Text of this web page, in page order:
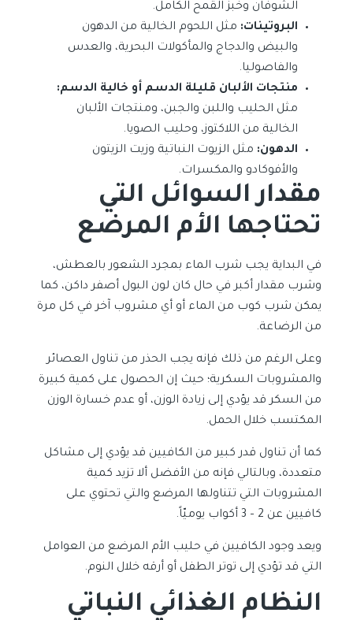
الشوفان وخبز القمح الكامل.
البروتينات: مثل اللحوم الخالية من الدهون
والبيض والدجاج والمأكولات البحرية، والعدس
والفاصوليا.
منتجات الألبان قليلة الدسم أو خالية الدسم:
مثل الحليب واللبن والجبن، ومنتجات الألبان
الخالية من اللاكتوز، وحليب الصويا.
الدهون: مثل الزيوت النباتية وزيت الزيتون
والأفوكادو والمكسرات.
مقدار السوائل التي
تحتاجها الأم المرضع
في البداية يجب شرب الماء بمجرد الشعور بالعطش،
وشرب مقدار أكبر في حال كان لون البول أصفر داكن، كما
يمكن شرب كوب من الماء أو أي مشروب آخر في كل مرة
من الرضاعة.
وعلى الرغم من ذلك فإنه يجب الحذر من تناول العصائر
والمشروبات السكرية؛ حيث إن الحصول على كمية كبيرة
من السكر قد يؤدي إلى زيادة الوزن، أو عدم خسارة الوزن
المكتسب خلال الحمل.
كما أن تناول قدر كبير من الكافيين قد يؤدي إلى مشاكل
متعددة، وبالتالي فإنه من الأفضل ألا تزيد كمية
المشروبات التي تتناولها المرضع والتي تحتوي على
كافيين عن 2 – 3 أكواب يوميّاً.
ويعد وجود الكافيين في حليب الأم المرضع من العوامل
التي قد تؤدي إلى توتر الطفل أو أرقه خلال النوم.
النظام الغذائي النباتي